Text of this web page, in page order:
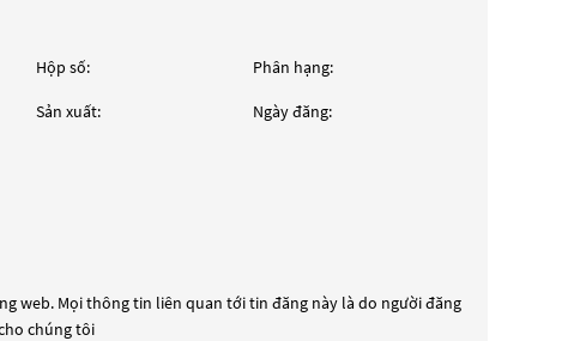
Hộp số: Phân hạng:
Sản xuất: Ngày đăng:
web. Mọi thông tin liên quan tới tin đăng này là do người đăng
chúng tôi